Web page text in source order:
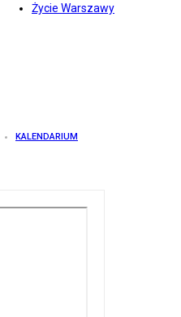
Życie Warszawy
KALENDARIUM